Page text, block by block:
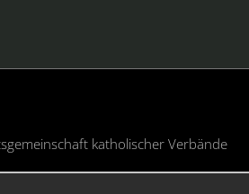
katholischer Verbände